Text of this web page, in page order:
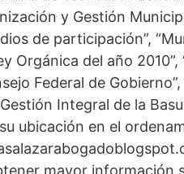
y Gestión
de participación”,
Orgánica del año
Federal de
Integral de la
ubicación en el
mayor información